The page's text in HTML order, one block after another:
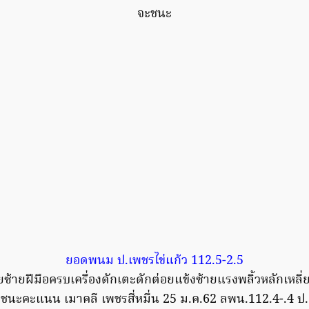
จะชนะ
ยอดพนม ป.เพชรไข่แก้ว 112.5-2.5
ายฝีมือครบเครื่องดักเตะดักต่อยแข้งซ้ายแรงพลิ้วหลักเห
ชนะคะแนน เมาคลี เพชรสี่หมื่น 25 ม.ค.62 ลพน.112.4-.4 ป.